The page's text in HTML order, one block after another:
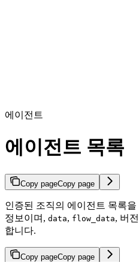
에이전트
에이전트 목록
Copy pageCopy page
인증된 조직의 에이전트 목록
정보이며, data, flow_data, 버
합니다.
Copy pageCopy page